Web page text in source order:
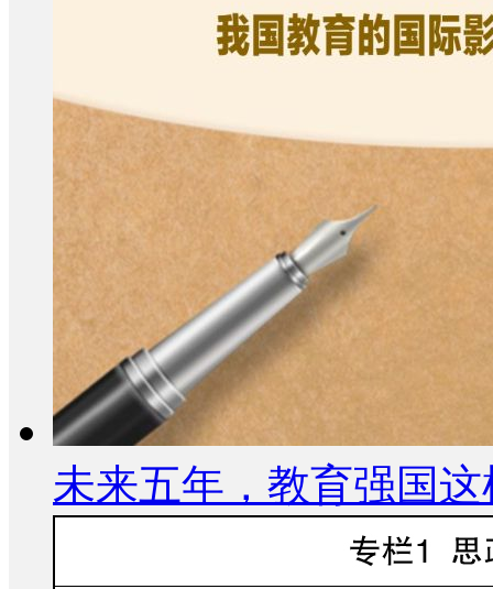
未来五年，教育强国